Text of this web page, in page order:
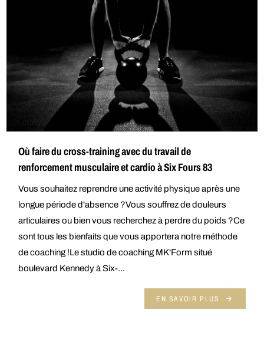
Où faire du cross-training avec du travail de
renforcement musculaire et cardio à Six Fours 83
Vous souhaitez reprendre une activité physique après une
longue période d'absence ?Vous souffrez de douleurs
articulaires ou bien vous recherchez à perdre du poids ?Ce
sont tous les bienfaits que vous apportera notre méthode
de coaching !Le studio de coaching MK'Form situé
boulevard Kennedy à Six-...
EN SAVOIR PLUS